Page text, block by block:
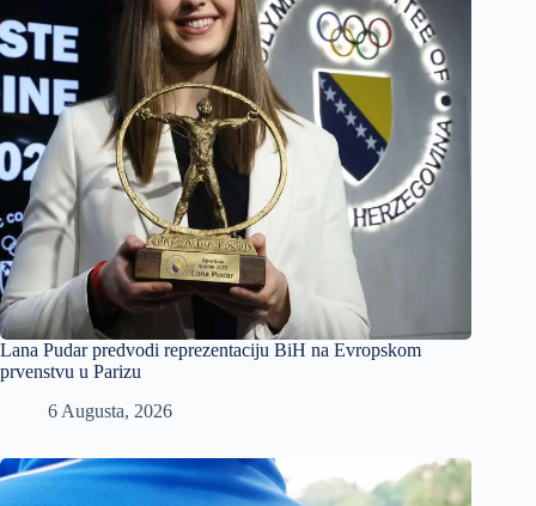
Lana Pudar predvodi reprezentaciju BiH na Evropskom
prvenstvu u Parizu
6 Augusta, 2026